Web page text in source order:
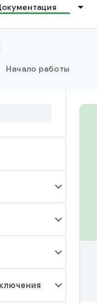
Начало работы